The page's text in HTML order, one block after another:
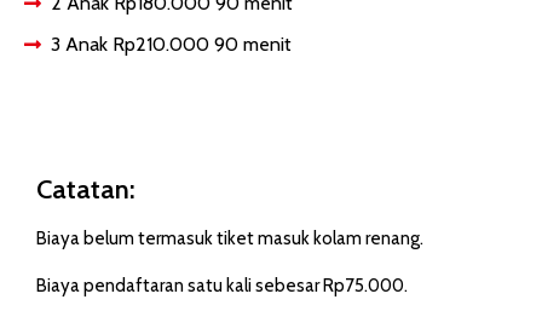
3 Anak Rp210.000 90 menit
Catatan:
Biaya belum termasuk tiket masuk kolam renang.
Biaya pendaftaran satu kali sebesar Rp75.000.